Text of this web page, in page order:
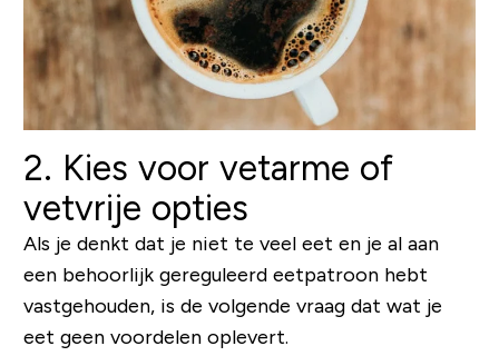
2. Kies voor vetarme of
vetvrije opties
Als je denkt dat je niet te veel eet en je al aan
een behoorlijk gereguleerd eetpatroon hebt
vastgehouden, is de volgende vraag dat wat je
eet geen voordelen oplevert.